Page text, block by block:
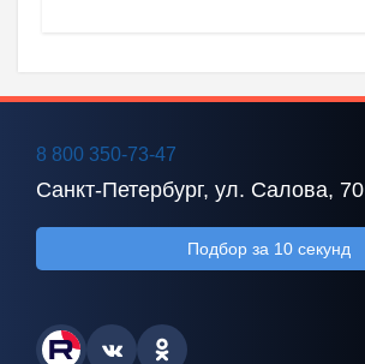
8 800 350-73-47
Санкт-Петербург, ул. Салова, 70
Подбор за 10 секунд